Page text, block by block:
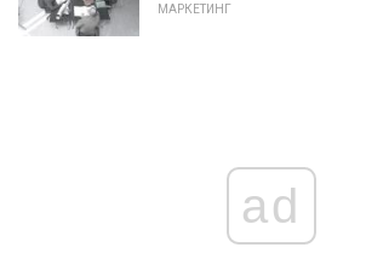
МАРКЕТИНГ
ad